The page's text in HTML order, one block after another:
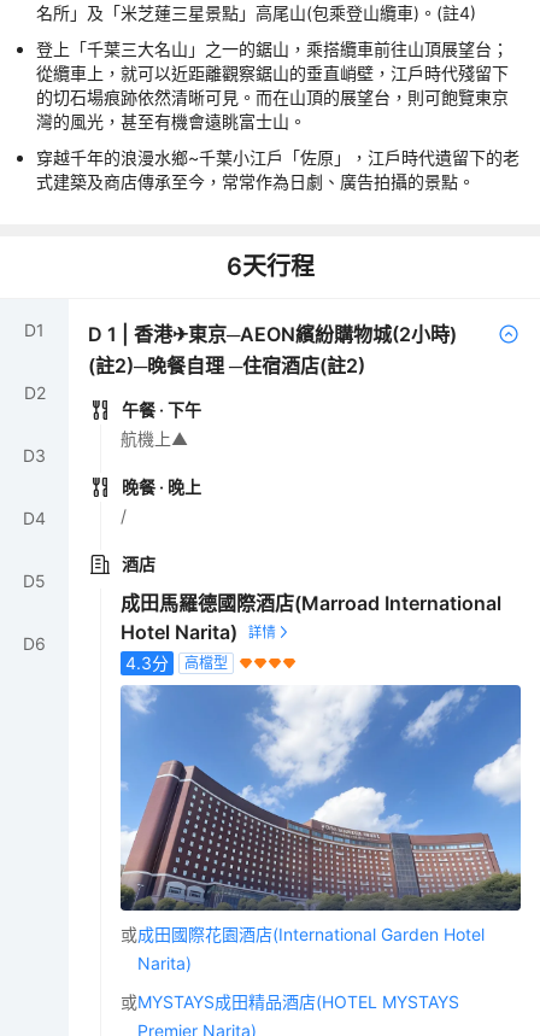
名所」及「米芝蓮三星景點」高尾山(包乘登山纜車)。(註4)
登上「千葉三大名山」之一的鋸山，乘搭纜車前往山頂展望台；
從纜車上，就可以近距離觀察鋸山的垂直峭壁，江戶時代殘留下
的切石場痕跡依然清晰可見。而在山頂的展望台，則可飽覽東京
灣的風光，甚至有機會遠眺富士山。
穿越千年的浪漫水鄉~千葉小江戶「佐原」，江戶時代遺留下的老
式建築及商店傳承至今，常常作為日劇、廣告拍攝的景點。
6天行程
D1
D2
D3
D4
D5
D6
D1 |香港✈東京─AEON繽紛購物城(2小時)
(註2)─晚餐自理 ─住宿酒店(註2)
午餐 · 下午
航機上▲
晚餐 · 晚上
/
酒店
成田馬羅德國際酒店(Marroad International
Hotel Narita)
4.3分 高檔型
或成田國際花園酒店(International Garden Hotel
Narita)
或MYSTAYS成田精品酒店(HOTEL MYSTAYS
Premier Narita)